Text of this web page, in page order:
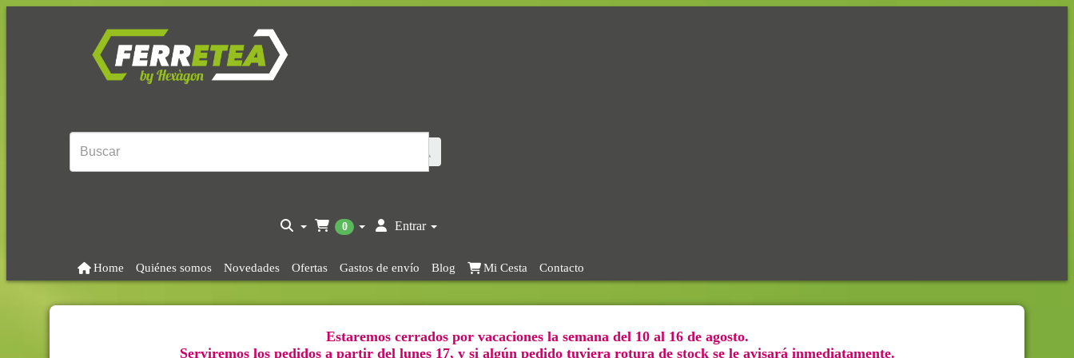
0 Entrar
Home Quiénes somos Novedades Ofertas Gastos de envío Blog Mi Cesta Contacto
Estaremos cerrados por vacaciones la semana del 10 al 16 de agosto.
Serviremos los pedidos a partir del lunes 17, y si algún pedido tuviera rotura de stock se le avisará inmediatamente.